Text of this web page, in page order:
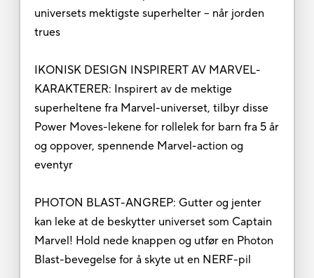
universets mektigste superhelter – når jorden
trues
IKONISK DESIGN INSPIRERT AV MARVEL-
KARAKTERER: Inspirert av de mektige
superheltene fra Marvel-universet, tilbyr disse
Power Moves-lekene for rollelek for barn fra 5 år
og oppover, spennende Marvel-action og
eventyr
PHOTON BLAST-ANGREP: Gutter og jenter
kan leke at de beskytter universet som Captain
Marvel! Hold nede knappen og utfør en Photon
Blast-bevegelse for å skyte ut en NERF-pil